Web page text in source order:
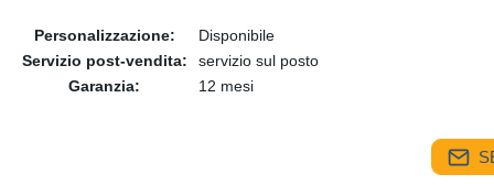
Personalizzazione:
Disponibile
Servizio post-vendita:
servizio sul posto
Garanzia:
12 mesi